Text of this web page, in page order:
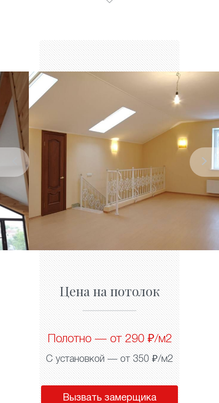
Цена на потолок
Полотно — от 290 ₽/м2
С установкой — от 350 ₽/м2
Вызвать замерщика